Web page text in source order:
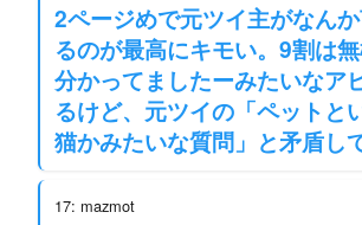
2ページめで元ツイ主がなん
るのが最高にキモい。9割は
分かってましたーみたいなア
るけど、元ツイの「ペットと
猫かみたいな質問」と矛盾し
17: mazmot